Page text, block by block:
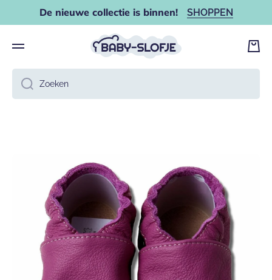
DOORGAAN NAAR ARTIKEL
De nieuwe collectie is binnen! SHOPPEN
Zoeken